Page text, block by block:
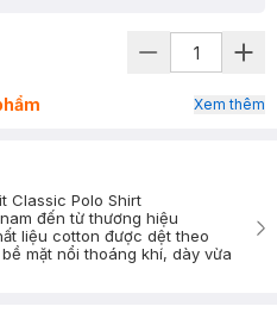
Xem thêm
Classic Polo Shirt
đến từ thương hiệu
liệu cotton được dệt theo
mặt nổi thoáng khí, dày vừa